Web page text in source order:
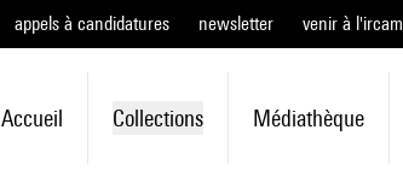
appels à candidatures newsletter venir à l'ircam
Accueil Collections Médiathèque